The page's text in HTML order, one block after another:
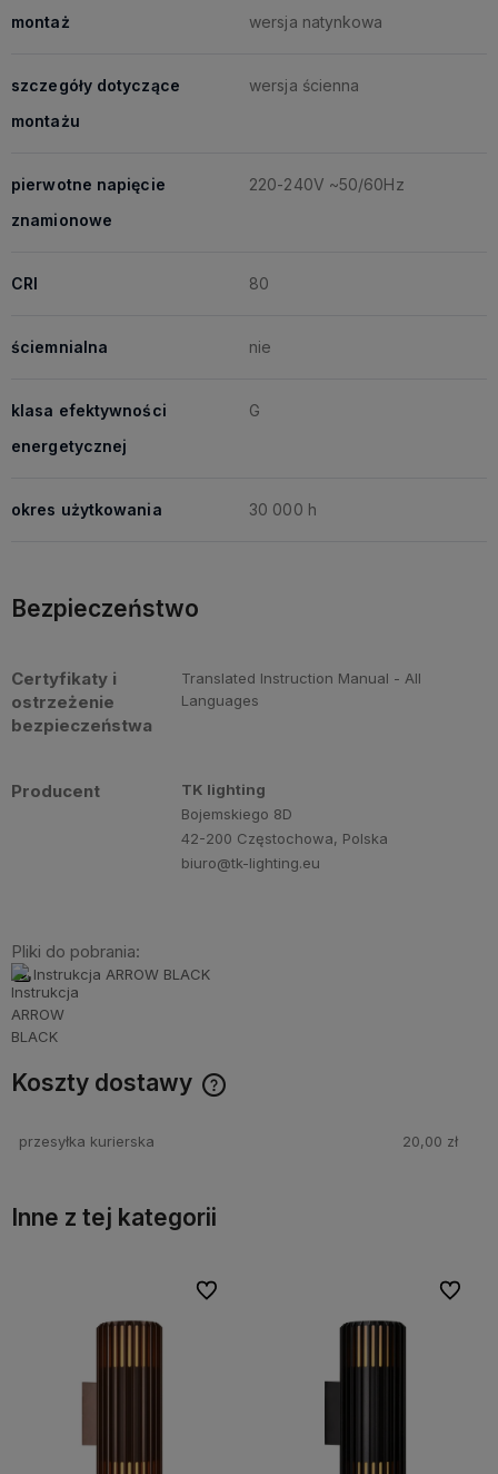
montaż wersja natynkowa
szczegóły dotyczące
montażu
wersja ścienna
pierwotne napięcie
znamionowe
220-240V ~50/60Hz
CRI 80
ściemnialna nie
klasa efektywności
energetycznej
G
okres użytkowania 30 000 h
Bezpieczeństwo
Certyfikaty i
ostrzeżenie
bezpieczeństwa
Translated Instruction Manual - All
Languages
Producent
TK lighting
Bojemskiego 8D
42-200 Częstochowa, Polska
biuro@tk-lighting.eu
Pliki do pobrania:
Instrukcja ARROW BLACK
Koszty dostawy
przesyłka kurierska 20,00 zł
Inne z tej kategorii
Do ulubionych
Do ulubionych Do
Do